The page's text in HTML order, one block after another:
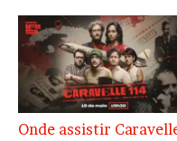
Onde assistir